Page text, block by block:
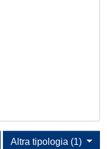
Altra tipologia (1)